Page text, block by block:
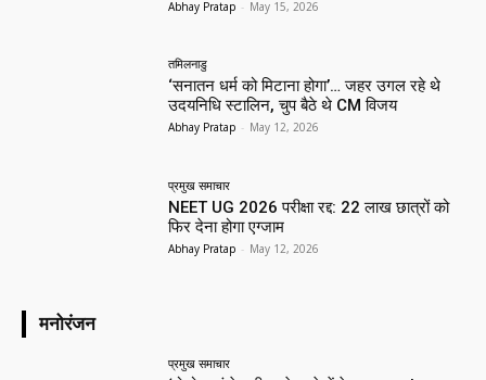
Abhay Pratap - May 15, 2026
तमिलनाडु
‘सनातन धर्म को मिटाना होगा’… जहर उगल रहे थे
उदयनिधि स्टालिन, चुप बैठे थे CM विजय
Abhay Pratap - May 12, 2026
प्रमुख समाचार‎
NEET UG 2026 परीक्षा रद्द: 22 लाख छात्रों को
फिर देना होगा एग्जाम
Abhay Pratap - May 12, 2026
मनोरंजन
प्रमुख समाचार‎